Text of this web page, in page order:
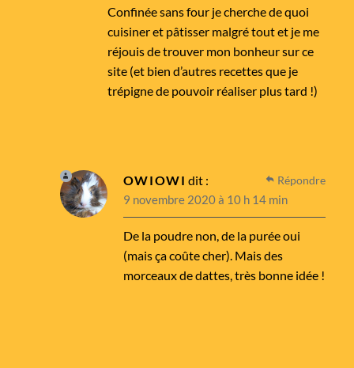
Confinée sans four je cherche de quoi
cuisiner et pâtisser malgré tout et je me
réjouis de trouver mon bonheur sur ce
site (et bien d’autres recettes que je
trépigne de pouvoir réaliser plus tard !)
OWIOWI dit :
9 novembre 2020 à 10 h 14 min
De la poudre non, de la purée oui
(mais ça coûte cher). Mais des
morceaux de dattes, très bonne idée !
Répondre